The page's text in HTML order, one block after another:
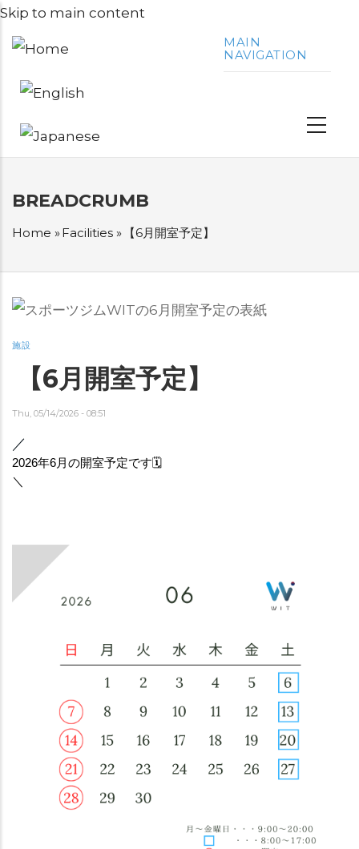
Skip to main content
MAIN
NAVIGATION
BREADCRUMB
Home »Facilities » 【6月開室予定】
施設
【6月開室予定】
Thu, 05/14/2026 - 08:51
／
2026年6月の開室予定です🗓️
＼